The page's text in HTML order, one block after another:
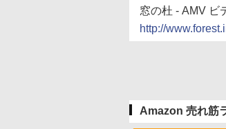
窓の杜 - AMV ビ
http://
Amazon 売れ筋